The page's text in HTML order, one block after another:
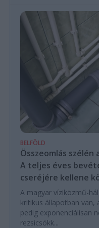
BELFÖLD
Összeomlás szélén
A teljes éves
cseréjére kellene
A magyar víziközmű-
kritikus állapotban van,
pedig exponenciálisan
rezsicsökk...